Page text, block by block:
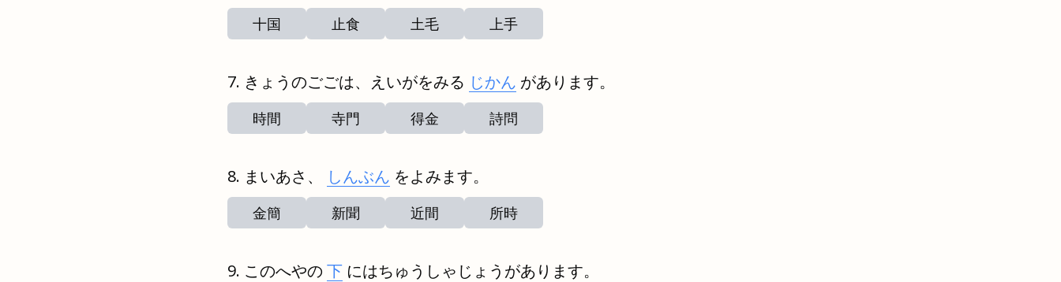
十国 止食 土毛 上手
きょうのごごは、えいがをみる じかん があります。
時間 寺門 得金 詩問
まいあさ、 しんぶん をよみます。
金簡 新聞 近間 所時
このへやの 下 にはちゅうしゃじょうがあります。